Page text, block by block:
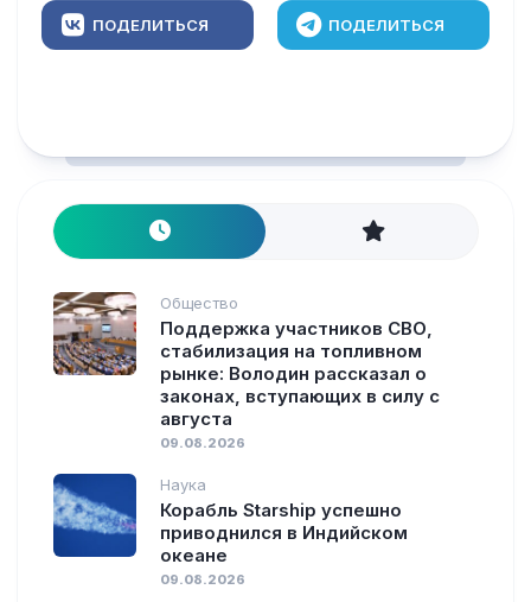
ПОДЕЛИТЬСЯ ПОДЕЛИТЬСЯ
Общество
Поддержка участников СВО,
стабилизация на топливном
рынке: Володин рассказал о
законах, вступающих в силу с
августа
09.08.2026
Наука
Корабль Starship успешно
приводнился в Индийском
океане
09.08.2026